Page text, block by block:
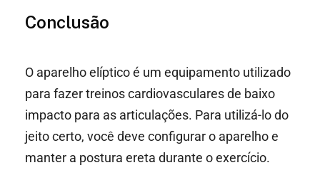
Conclusão
O aparelho elíptico é um equipamento utilizado
para fazer treinos cardiovasculares de baixo
impacto para as articulações. Para utilizá-lo do
jeito certo, você deve configurar o aparelho e
manter a postura ereta durante o exercício.